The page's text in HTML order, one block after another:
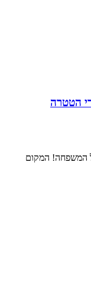
הטטרה
המשפחה! המקום